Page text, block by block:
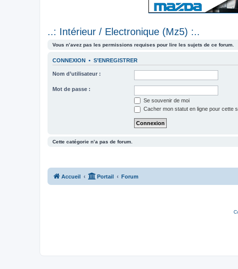
..: Intérieur / Electronique (Mz5) :..
Vous n’avez pas les permissions requises pour lire les sujets de ce forum.
CONNEXION • S’ENREGISTRER
Nom d’utilisateur :
Mot de passe :
Se souvenir de moi
Cacher mon statut en ligne pour cette
Cette catégorie n’a pas de forum.
Accueil Portail Forum